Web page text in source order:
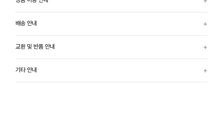
배송 안내
교환 및 반품 안내
기타 안내